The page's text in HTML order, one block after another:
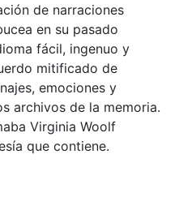
de narraciones
en su pasado
fácil, ingenuo y
mitificado de
emociones y
archivos de la memoria.
Virginia Woolf
que contiene.